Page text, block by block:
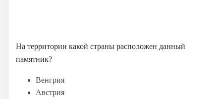
На территории какой страны расположен данный
памятник?
Венгрия
Австрия